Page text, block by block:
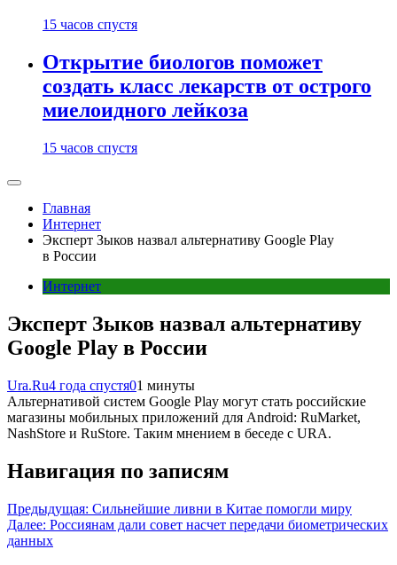
15 часов спустя
Открытие биологов поможет
создать класс лекарств от острого
миелоидного лейкоза
15 часов спустя
Главная
Интернет
Эксперт Зыков назвал альтернативу Google Play
в России
Интернет
Эксперт Зыков назвал альтернативу
Google Play в России
Ura.Ru4 года спустя01 минуты
Альтернативой систем Google Play могут стать российские
магазины мобильных приложений для Android: RuMarket,
NashStore и RuStore. Таким мнением в беседе с URA.
Навигация по записям
Предыдущая: Сильнейшие ливни в Китае помогли миру
Далее: Россиянам дали совет насчет передачи биометрических
данных